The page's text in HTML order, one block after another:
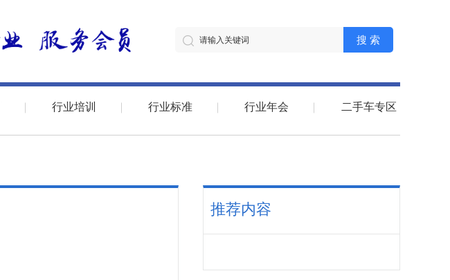
搜 索
行业培训 行业标准 行业年会 二手车专区
推荐内容